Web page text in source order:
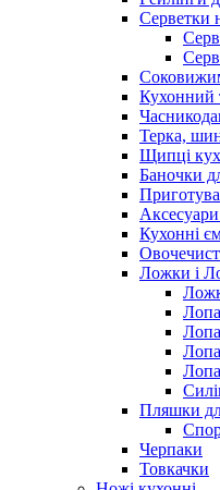
Серветки
Кухонний
Терка,
Щипці
Баночки
Аксесуари
Кухонні
Ложки і
Пляшки
Черпаки
Товкачки